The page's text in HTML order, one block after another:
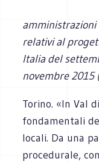
amministrazioni
relativi al
Italia del
novembre 2015
Torino. «In Val
fondamentali
locali. Da una
procedurale,